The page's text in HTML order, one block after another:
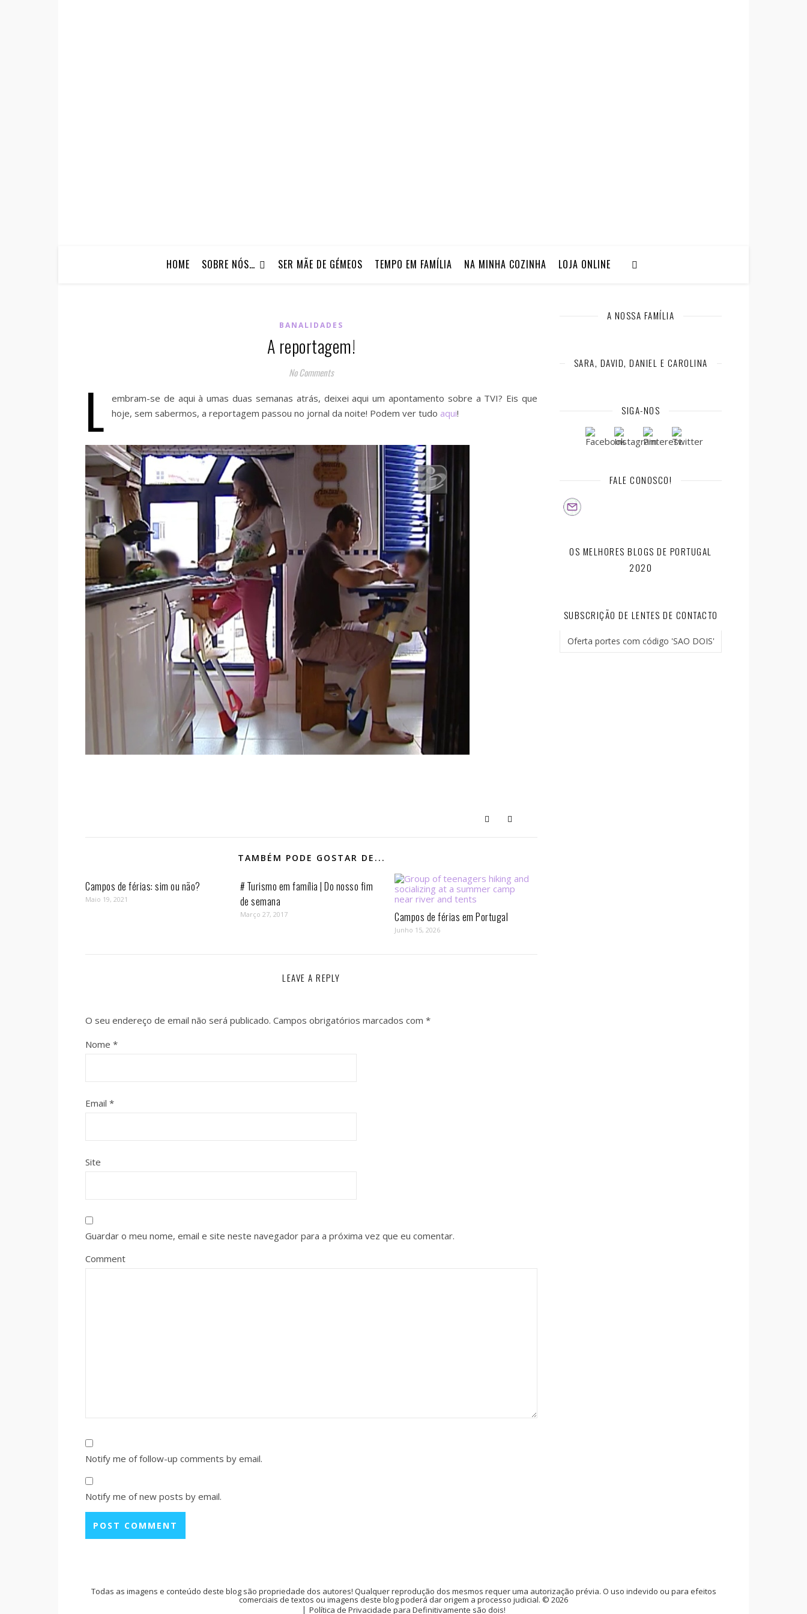
HOME SOBRE NÓS… SER MÃE DE GÉMEOS TEMPO EM FAMÍLIA NA MINHA COZINHA LOJA ONLINE
BANALIDADES
A reportagem!
No Comments
L
embram-se de aqui à umas duas semanas atrás, deixei aqui um apontamento sobre a TVI? Eis que
hoje, sem sabermos, a reportagem passou no jornal da noite! Podem ver tudo aqui!
TAMBÉM PODE GOSTAR DE...
Campos de férias: sim ou não?
Maio 19, 2021
# Turismo em família | Do nosso fim
de semana
Março 27, 2017 Campos de férias em Portugal
Junho 15, 2026
LEAVE A REPLY
O seu endereço de email não será publicado. Campos obrigatórios marcados com *
Nome *
Email *
Site
Guardar o meu nome, email e site neste navegador para a próxima vez que eu comentar.
Comment
Notify me of follow-up comments by email.
Notify me of new posts by email.
A NOSSA FAMÍLIA
SARA, DAVID, DANIEL E CAROLINA
SIGA-NOS
FALE CONOSCO!
OS MELHORES BLOGS DE PORTUGAL
2020
SUBSCRIÇÃO DE LENTES DE CONTACTO
Oferta portes com código 'SAO DOIS'
Todas as imagens e conteúdo deste blog são propriedade dos autores! Qualquer reprodução dos mesmos requer uma autorização prévia. O uso indevido ou para efeitos
comerciais de textos ou imagens deste blog poderá dar origem a processo judicial. © 2026
Política de Privacidade para Definitivamente são dois!